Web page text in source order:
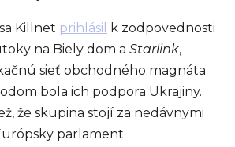
Killnet prihlásil
k zodpovednosti
na Biely dom a Starlink,
sieť obchodného magnáta
bola ich podpora Ukrajiny.
že skupina stojí za nedávnymi
parlament.